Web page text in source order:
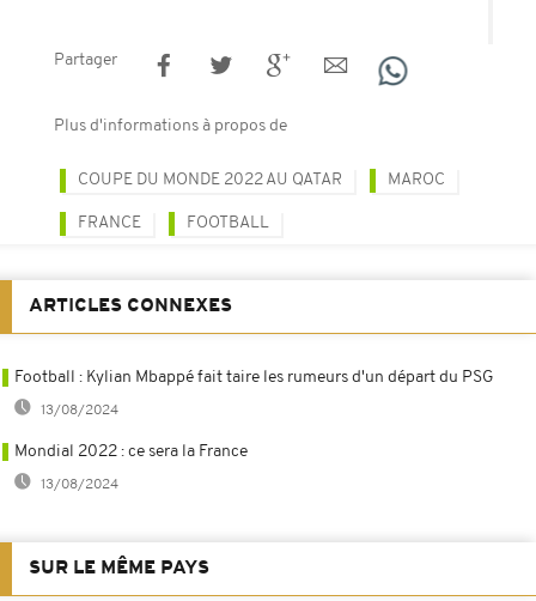
Partager
Plus d'informations à propos de
COUPE DU MONDE 2022 AU QATAR MAROC
FRANCE FOOTBALL
ARTICLES CONNEXES
Football : Kylian Mbappé fait taire les rumeurs d'un départ du PSG
13/08/2024
Mondial 2022 : ce sera la France
13/08/2024
SUR LE MÊME PAYS